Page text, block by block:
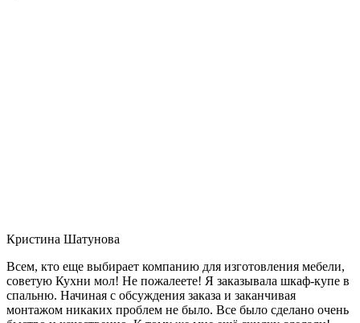
Кристина Шатунова
Всем, кто еще выбирает компанию для изготовления мебели,
советую Кухни мол! Не пожалеете! Я заказывала шкаф-купе в
спальню. Начиная с обсуждения заказа и заканчивая
монтажом никаких проблем не было. Все было сделано очень